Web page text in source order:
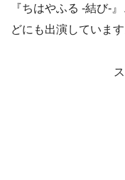
『ちはやふる ‐結び‐
どにも出演しています